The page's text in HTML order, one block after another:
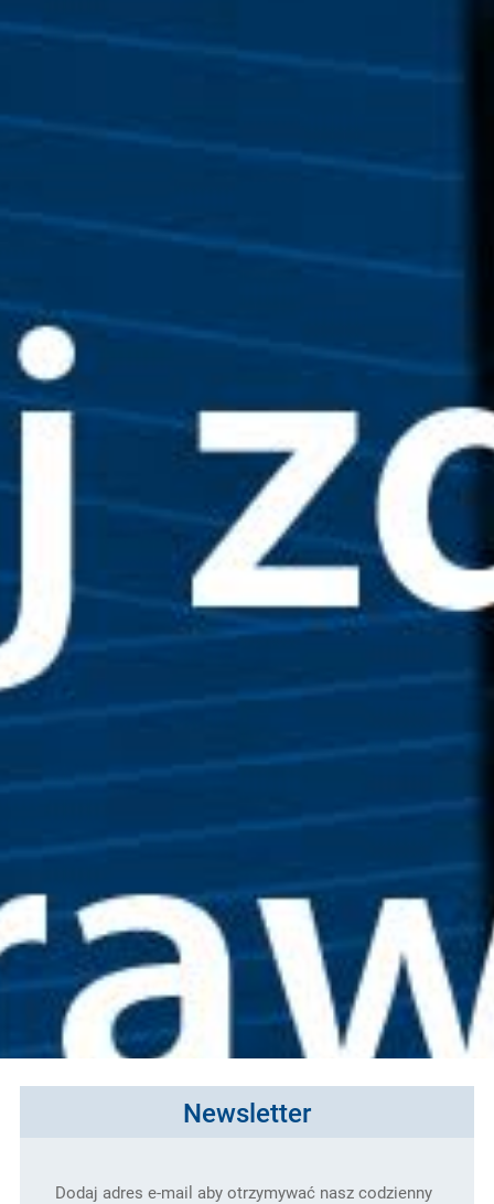
Newsletter
Dodaj adres e-mail aby otrzymywać nasz codzienny